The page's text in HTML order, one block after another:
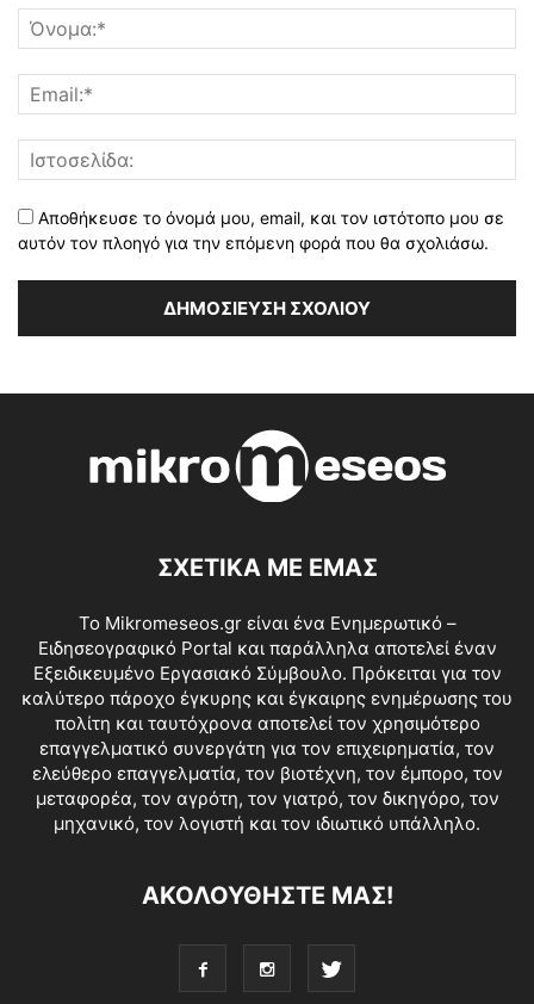
Αποθήκευσε το όνομά μου, email, και τον ιστότοπο μου σε
αυτόν τον πλοηγό για την επόμενη φορά που θα σχολιάσω.
ΣΧΕΤΙΚΑ ΜΕ ΕΜΑΣ
Το Mikromeseos.gr είναι ένα Ενημερωτικό –
Ειδησεογραφικό Portal και παράλληλα αποτελεί έναν
Εξειδικευμένο Εργασιακό Σύμβουλο. Πρόκειται για τον
καλύτερο πάροχο έγκυρης και έγκαιρης ενημέρωσης του
πολίτη και ταυτόχρονα αποτελεί τον χρησιμότερο
επαγγελματικό συνεργάτη για τον επιχειρηματία, τον
ελεύθερο επαγγελματία, τον βιοτέχνη, τον έμπορο, τον
μεταφορέα, τον αγρότη, τον γιατρό, τον δικηγόρο, τον
μηχανικό, τον λογιστή και τον ιδιωτικό υπάλληλο.
ΑΚΟΛΟΥΘΗΣΤΕ ΜΑΣ!